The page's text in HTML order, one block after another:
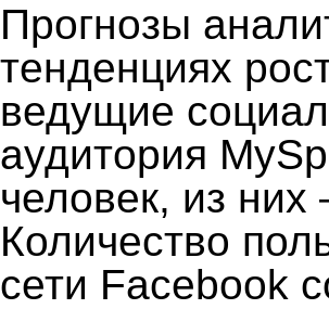
Прогнозы
тенденциях
ведущие
аудитория
человек, из
Количество
сети Facebook